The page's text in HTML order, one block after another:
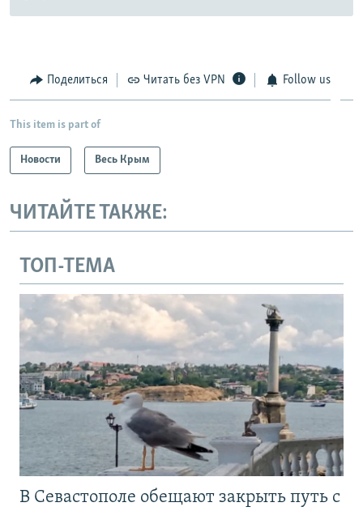
Поделиться Читать без VPN Follow us
This item is part of
Новости Весь Крым
ЧИТАЙТЕ ТАКЖЕ:
ТОП-ТЕМА
В Севастополе обещают закрыть путь с